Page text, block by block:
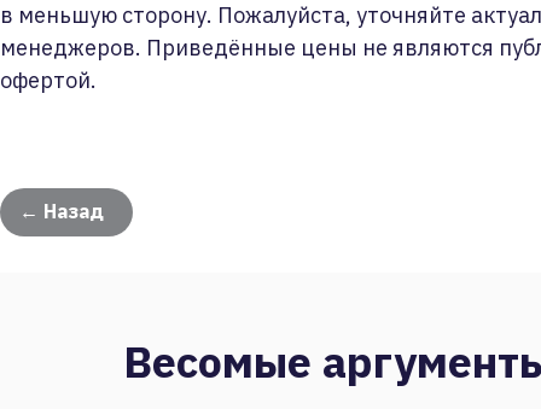
в меньшую сторону. Пожалуйста, уточняйте
менеджеров. Приведённые цены не являются
офертой.
← Назад
Весомые